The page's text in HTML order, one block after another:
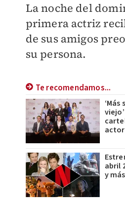
La noche del
primera actriz
de sus amigos
su persona.
Te recomendamos...
abril
y más